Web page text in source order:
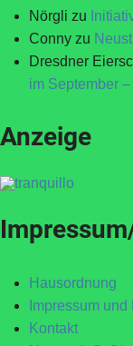
Nörgli zu
Conny zu
Dresdner
im September
Anzeige
Hausordnung
Impressum
Kontakt